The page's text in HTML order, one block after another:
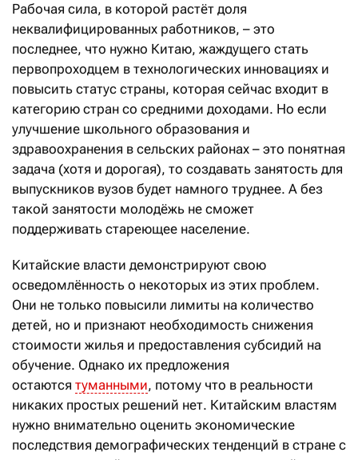
Рабочая сила, в которой растёт доля
неквалифицированных работников, – это
последнее, что нужно Китаю, жаждущего стать
первопроходцем в технологических инновациях и
повысить статус страны, которая сейчас входит в
категорию стран со средними доходами. Но если
улучшение школьного образования и
здравоохранения в сельских районах – это понятная
задача (хотя и дорогая), то создавать занятость для
выпускников вузов будет намного труднее. А без
такой занятости молодёжь не сможет
поддерживать стареющее население.
Китайские власти демонстрируют свою
осведомлённость о некоторых из этих проблем.
Они не только повысили лимиты на количество
детей, но и признают необходимость снижения
стоимости жилья и предоставления субсидий на
обучение. Однако их предложения
остаются туманными, потому что в реальности
никаких простых решений нет. Китайским властям
нужно внимательно оценить экономические
последствия демографических тенденций в стране с